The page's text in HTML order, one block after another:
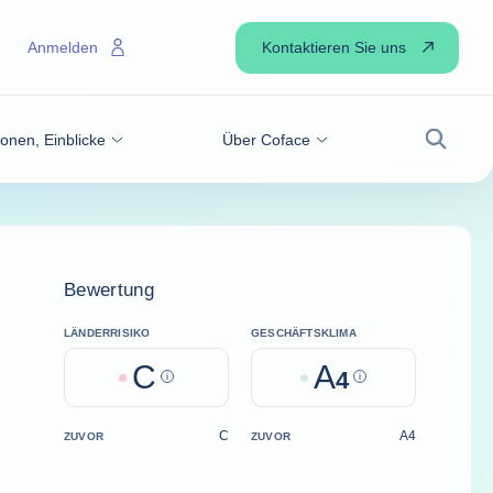
Einblicke Über Coface
Suche
Anmelden Kontaktieren Sie uns
Bewertung
LÄNDERRISIKO
C Help
GESCHÄFTSKLIMA
A4 Help
ZUVOR C ZUVOR A4